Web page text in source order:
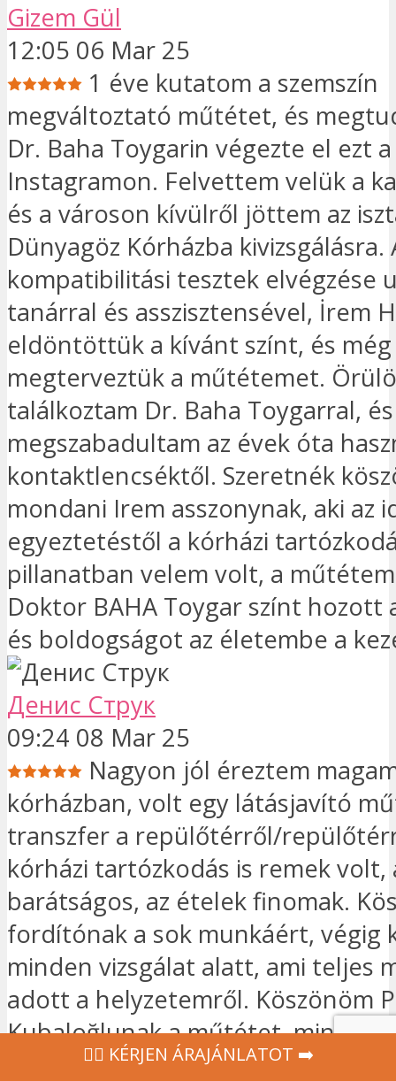
Gizem Gül
12:05 06 Mar 25
1 éve kutatom a szemszín
megváltoztató műtétet, és
Dr. Baha Toygarin végezte el ezt
Instagramon. Felvettem velük a
és a városon kívülről jöttem az
Dünyagöz Kórházba kivizsgálásra.
kompatibilitási tesztek elvégzése
tanárral és asszisztensével, İrem
eldöntöttük a kívánt színt, és még
megterveztük a műtétemet.
találkoztam Dr. Baha Toygarral, és
megszabadultam az évek óta
kontaktlencséktől. Szeretnék
mondani Irem asszonynak, aki az
egyeztetéstől a kórházi
pillanatban velem volt, a
Doktor BAHA Toygar színt hozott
és boldogságot az életembe a
Денис Струк
09:24 08 Mar 25
Nagyon jól éreztem
kórházban, volt egy látásjavító
transzfer a repülőtérről/
kórházi tartózkodás is remek volt,
barátságos, az ételek finomak.
fordítónak a sok munkáért, végig
minden vizsgálat alatt, ami teljes
adott a helyzetemről. Köszönöm
Kubaloğlunak a műtétet, minden
Három kezelési módszert
‍👩‍⚕ KÉRJEN ÁRAJÁNLATOT ➡️